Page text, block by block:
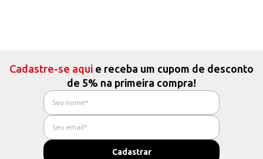
Cadastre-se aqui e receba um cupom de desconto
de 5% na primeira compra!